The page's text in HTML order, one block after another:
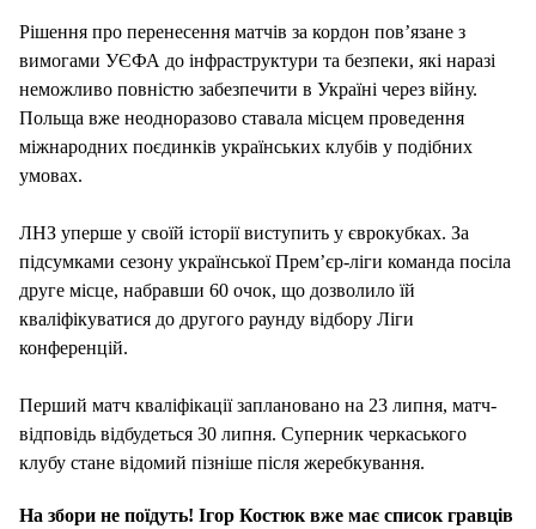
Рішення про перенесення матчів за кордон пов’язане з
вимогами УЄФА до інфраструктури та безпеки, які наразі
неможливо повністю забезпечити в Україні через війну.
Польща вже неодноразово ставала місцем проведення
міжнародних поєдинків українських клубів у подібних
умовах.
ЛНЗ уперше у своїй історії виступить у єврокубках. За
підсумками сезону української Прем’єр-ліги команда посіла
друге місце, набравши 60 очок, що дозволило їй
кваліфікуватися до другого раунду відбору Ліги
конференцій.
Перший матч кваліфікації заплановано на 23 липня, матч-
відповідь відбудеться 30 липня. Суперник черкаського
клубу стане відомий пізніше після жеребкування.
На збори не поїдуть! Ігор Костюк вже має список гравців